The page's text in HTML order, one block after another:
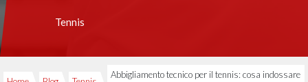
Tennis
Abbigliamento tecnico per il tennis: cosa indossare